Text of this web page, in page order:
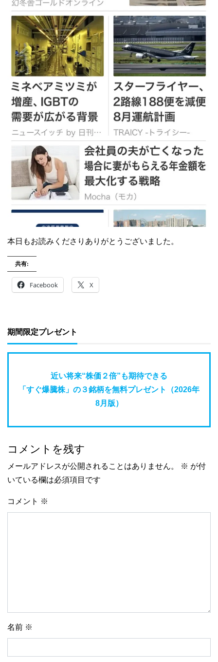
本日もお読みくださりありがとうございました。
共有:
Facebook X
期間限定プレゼント
近い将来“株価２倍”も期待できる
「すぐ爆騰株」の３銘柄を無料プレゼント（2026年
8月版）
コメントを残す
メールアドレスが公開されることはありません。 ※ が付
いている欄は必須項目です
コメント ※
名前 ※